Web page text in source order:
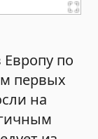
Европу по
первых
на